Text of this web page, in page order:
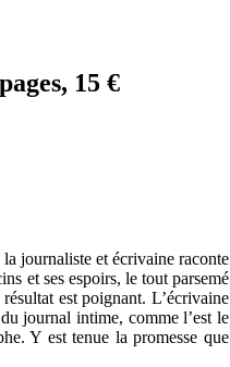
15 €
journaliste et écrivaine raconte
et ses espoirs, le tout parsemé
est poignant. L’écrivaine
journal intime, comme l’est le
Y est tenue la promesse que